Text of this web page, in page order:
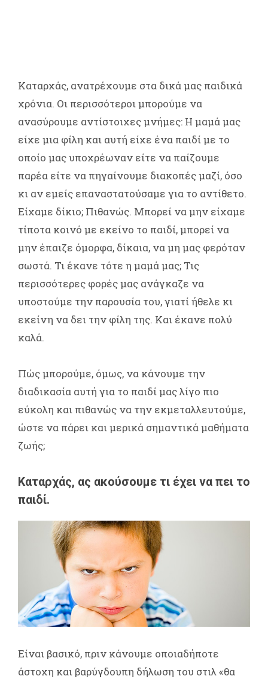
Καταρχάς, ανατρέχουμε στα δικά μας παιδικά
χρόνια. Οι περισσότεροι μπορούμε να
ανασύρουμε αντίστοιχες μνήμες: Η μαμά μας
είχε μια φίλη και αυτή είχε ένα παιδί με το
οποίο μας υποχρέωναν είτε να παίζουμε
παρέα είτε να πηγαίνουμε διακοπές μαζί, όσο
κι αν εμείς επαναστατούσαμε για το αντίθετο.
Είχαμε δίκιο; Πιθανώς. Μπορεί να μην είχαμε
τίποτα κοινό με εκείνο το παιδί, μπορεί να
μην έπαιζε όμορφα, δίκαια, να μη μας φερόταν
σωστά. Τι έκανε τότε η μαμά μας; Τις
περισσότερες φορές μας ανάγκαζε να
υποστούμε την παρουσία του, γιατί ήθελε κι
εκείνη να δει την φίλη της. Και έκανε πολύ
καλά.
Πώς μπορούμε, όμως, να κάνουμε την
διαδικασία αυτή για το παιδί μας λίγο πιο
εύκολη και πιθανώς να την εκμεταλλευτούμε,
ώστε να πάρει και μερικά σημαντικά μαθήματα
ζωής;
Καταρχάς, ας ακούσουμε τι έχει να πει το
παιδί.
Είναι βασικό, πριν κάνουμε οποιαδήποτε
άστοχη και βαρύγδουπη δήλωση του στιλ «θα